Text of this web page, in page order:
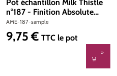
Pot échantillon Milk Thistle
n°187 - Finition Absolute
Matt Emulsion
AME-187-sample
Prix régulier :
9,75 € TTC le pot